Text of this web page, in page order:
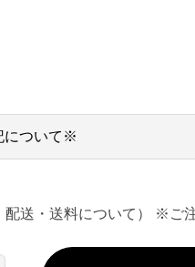
送・送料について） ※ご
について※